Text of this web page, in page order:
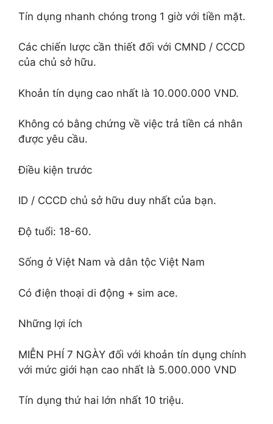
Tín dụng nhanh chóng trong 1 giờ với tiền mặt.
Các chiến lược cần thiết đối với CMND / CCCD
của chủ sở hữu.
Khoản tín dụng cao nhất là 10.000.000 VND.
Không có bằng chứng về việc trả tiền cá nhân
được yêu cầu.
Điều kiện trước
ID / CCCD chủ sở hữu duy nhất của bạn.
Độ tuổi: 18-60.
Sống ở Việt Nam và dân tộc Việt Nam
Có điện thoại di động + sim ace.
Những lợi ích
MIỄN PHÍ 7 NGÀY đối với khoản tín dụng chính
với mức giới hạn cao nhất là 5.000.000 VND
Tín dụng thứ hai lớn nhất 10 triệu.